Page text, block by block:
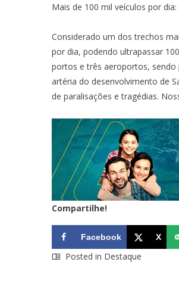
Mais de 100 mil veículos por
Considerado um dos trechos
por dia, podendo ultrapassar
portos e três aeroportos, sendo
artéria do desenvolvimento de
de paralisações e tragédias.
Compartilhe!
Facebook X
Posted in Destaque